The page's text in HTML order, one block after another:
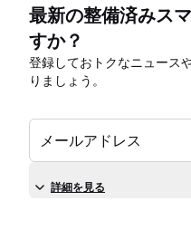
最新の整備済みス
すか？
登録しておトクなニュース
りましょう。
メールアドレス
詳細を見る